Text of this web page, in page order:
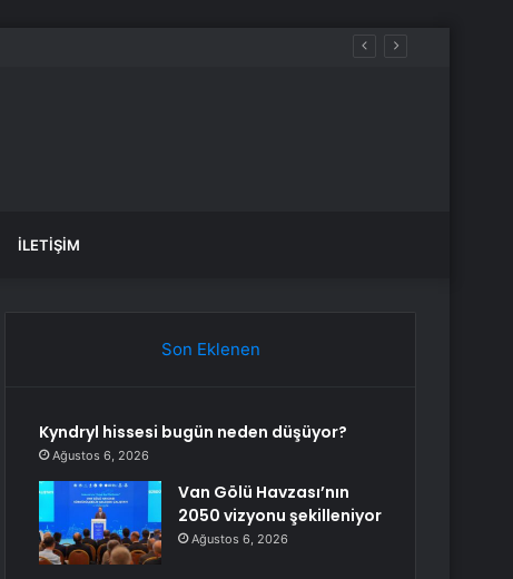
İLETIŞIM
Son Eklenen
Kyndryl hissesi bugün neden düşüyor?
Ağustos 6, 2026
Van Gölü Havzası’nın
2050 vizyonu şekilleniyor
Ağustos 6, 2026